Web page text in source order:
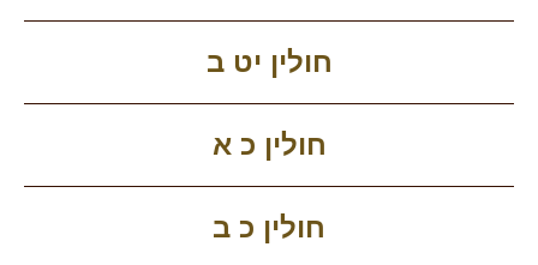
חולין יט ב
חולין כ א
חולין כ ב